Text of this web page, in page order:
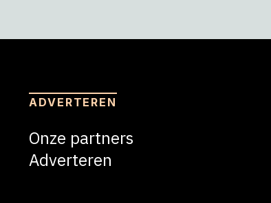
ADVERTEREN
Onze partners
Adverteren